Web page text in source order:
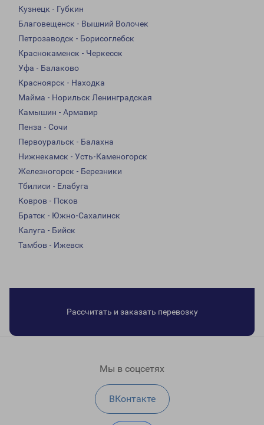
Кузнецк - Губкин
Благовещенск - Вышний Волочек
Петрозаводск - Борисоглебск
Краснокаменск - Черкесск
Уфа - Балаково
Красноярск - Находка
Майма - Норильск Ленинградская
Камышин - Армавир
Пенза - Сочи
Первоуральск - Балахна
Нижнекамск - Усть-Каменогорск
Железногорск - Березники
Тбилиси - Елабуга
Ковров - Псков
Братск - Южно-Сахалинск
Калуга - Бийск
Тамбов - Ижевск
Рассчитать и заказать перевозку
Мы в соцсетях
ВКонтакте